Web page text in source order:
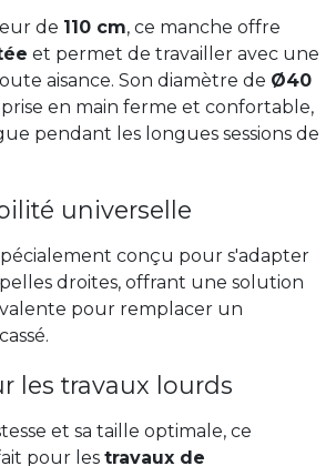
de 110 cm, ce manche offre
et permet de travailler avec une
aisance. Son diamètre de Ø40
en main ferme et confortable,
pendant les longues sessions de
universelle
conçu pour s'adapter
droites, offrant une solution
pour remplacer un
les travaux lourds
et sa taille optimale, ce
pour les travaux de